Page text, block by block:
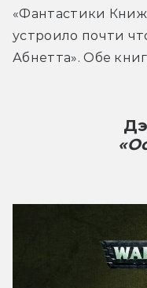
«Фантастики
устроило почти
Абнетта». Обе